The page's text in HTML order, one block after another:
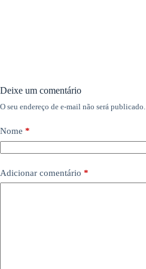
Deixe um comentário
O seu endereço de e-mail não será publicado.
Nome *
Adicionar comentário *